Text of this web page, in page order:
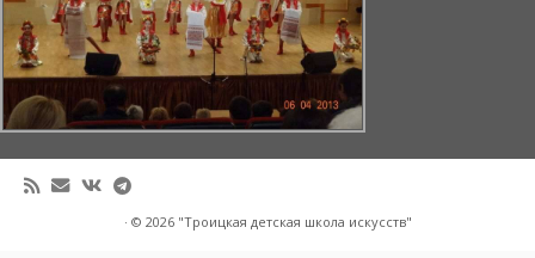
· © 2026 "Троицкая детская школа искусств"